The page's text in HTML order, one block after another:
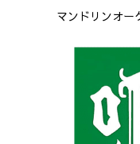
マンドリンオー